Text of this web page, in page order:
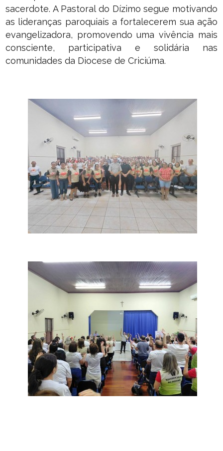
sacerdote. A Pastoral do Dízimo segue motivando
as lideranças paroquiais a fortalecerem sua ação
evangelizadora, promovendo uma vivência mais
consciente, participativa e solidária nas
comunidades da Diocese de Criciúma.